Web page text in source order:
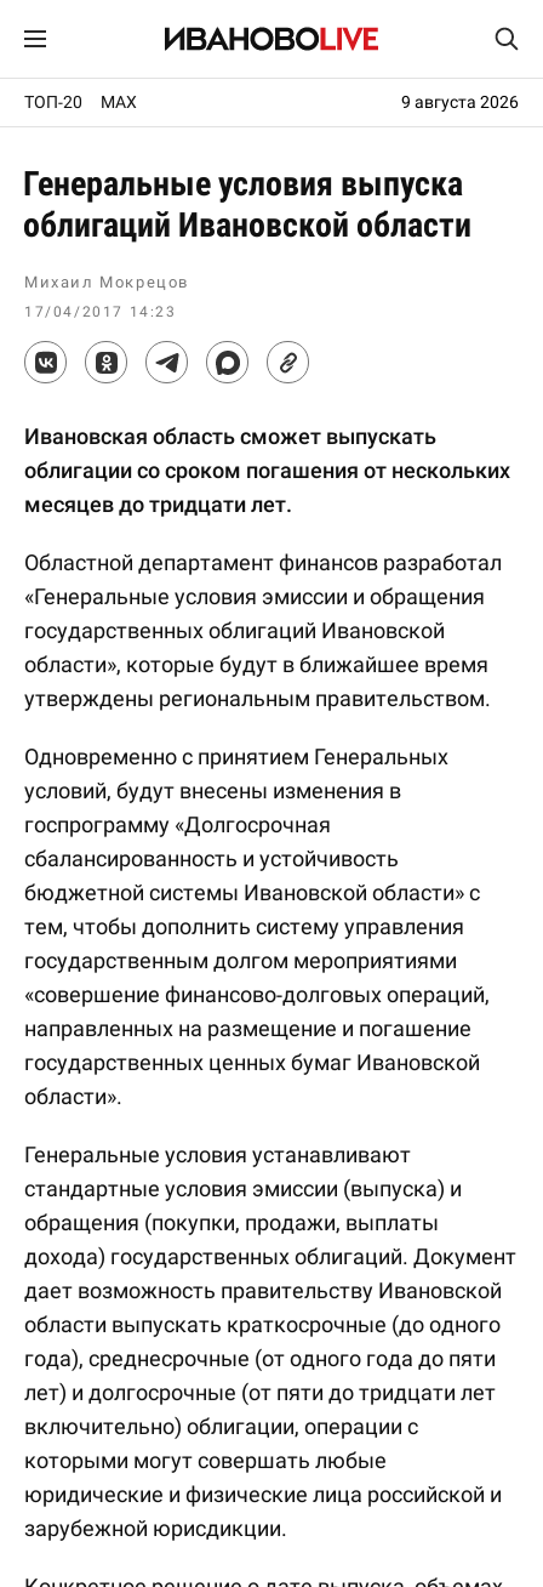
ТОП-20 MAX 9 августа 2026
Генеральные условия выпуска
облигаций Ивановской области
Михаил Мокрецов
17/04/2017 14:23
Ивановская область сможет выпускать
облигации со сроком погашения от нескольких
месяцев до тридцати лет.
Областной департамент финансов разработал
«Генеральные условия эмиссии и обращения
государственных облигаций Ивановской
области», которые будут в ближайшее время
утверждены региональным правительством.
Одновременно с принятием Генеральных
условий, будут внесены изменения в
госпрограмму «Долгосрочная
сбалансированность и устойчивость
бюджетной системы Ивановской области» с
тем, чтобы дополнить систему управления
государственным долгом мероприятиями
«совершение финансово-долговых операций,
направленных на размещение и погашение
государственных ценных бумаг Ивановской
области».
Генеральные условия устанавливают
стандартные условия эмиссии (выпуска) и
обращения (покупки, продажи, выплаты
дохода) государственных облигаций. Документ
дает возможность правительству Ивановской
области выпускать краткосрочные (до одного
года), среднесрочные (от одного года до пяти
лет) и долгосрочные (от пяти до тридцати лет
включительно) облигации, операции с
которыми могут совершать любые
юридические и физические лица российской и
зарубежной юрисдикции.